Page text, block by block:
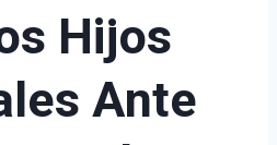
Hijos
Ante